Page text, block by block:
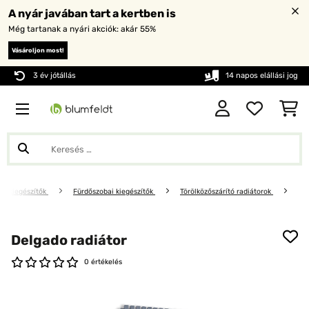
A nyár javában tart a kertben is
Még tartanak a nyári akciók: akár 55%
Vásároljon most!
3 év jótállás 14 napos elállási jog
kiegészítők Fürdőszobai kiegészítők Törölközőszárító radiátorok
Delgado radiátor
0 értékelés